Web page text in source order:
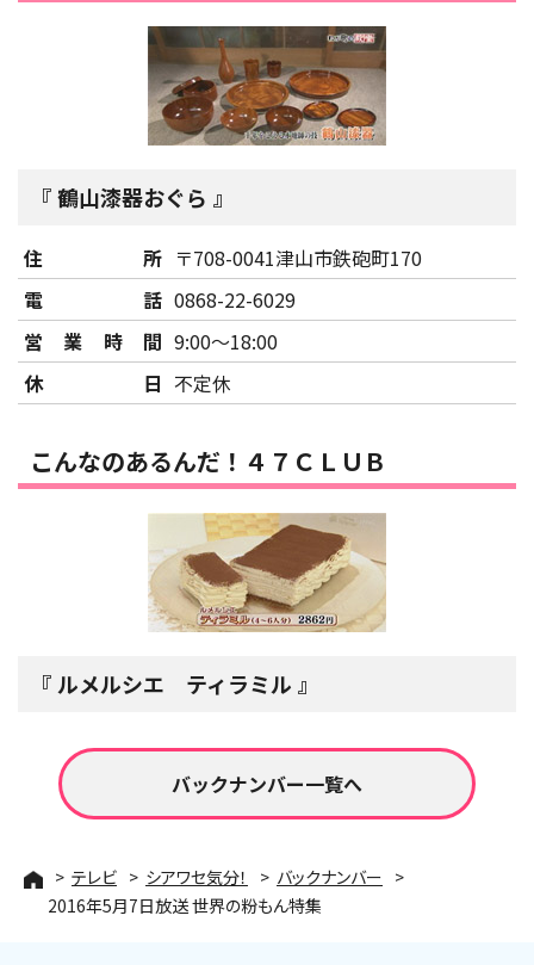
鶴山漆器おぐら
住所 〒708-0041津山市鉄砲町170
電話 0868-22-6029
営業時間 9:00～18:00
休日 不定休
こんなのあるんだ！４７ＣＬＵＢ
ルメルシエ ティラミル
バックナンバー一覧へ
テレビ シアワセ気分！
バックナンバー
2016年5月7日放送 世界の粉もん特集